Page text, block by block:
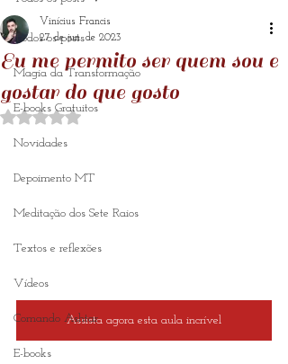
Todos os posts
Magia da Transformação
E-books Gratuitos
Novidades
Depoimento MT
Meditação dos Sete Raios
Textos e reflexões
Vídeos
Comando Ashtar
E-books
Eu me permito ser quem sou e
gostar do que gosto
Vinícius Francis
27 de jun. de 2023
Avaliado com NaN de 5 estrelas.
Assista agora esta aula incrível